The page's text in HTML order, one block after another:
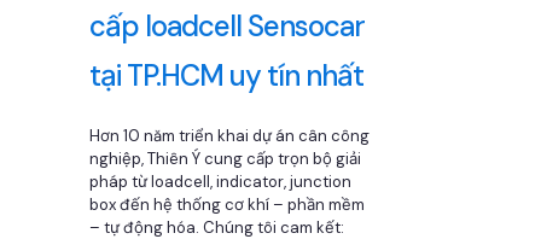
cấp loadcell Sensocar
tại TP.HCM uy tín nhất
Hơn 10 năm triển khai dự án cân công
nghiệp, Thiên Ý cung cấp trọn bộ giải
pháp từ loadcell, indicator, junction
box đến hệ thống cơ khí – phần mềm
– tự động hóa. Chúng tôi cam kết: